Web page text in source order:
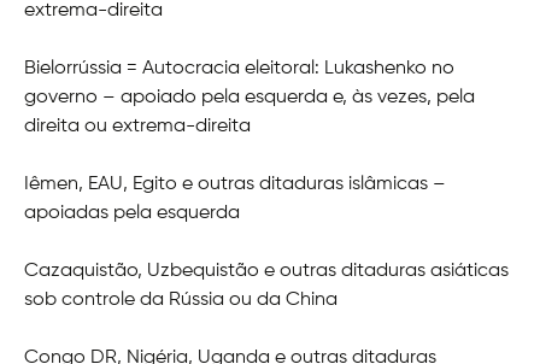
extrema-direita
Bielorrússia = Autocracia eleitoral: Lukashenko no
governo – apoiado pela esquerda e, às vezes, pela
direita ou extrema-direita
Iêmen, EAU, Egito e outras ditaduras islâmicas –
apoiadas pela esquerda
Cazaquistão, Uzbequistão e outras ditaduras asiáticas
sob controle da Rússia ou da China
Congo DR, Nigéria, Uganda e outras ditaduras